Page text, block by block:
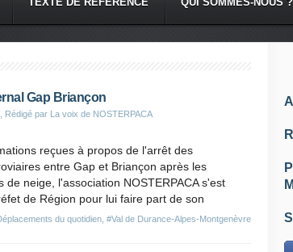
Gap Briançon
, Rédigé par La voix de NOSTERPACA
du quotidien #Val de Durance-Alpes-Montgenèvre
reçues à propos de l'arrêt des
entre Gap et Briançon après les
de neige, l'association NOSTERPACA s'est
de Région pour lui faire part de son